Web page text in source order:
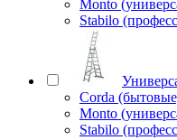
Monto
Stabilo
Corda
Monto
Stabilo